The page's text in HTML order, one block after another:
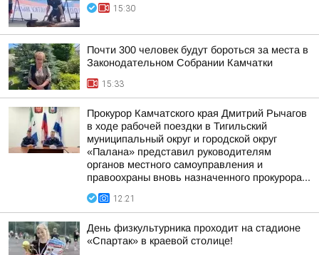
15:30
Почти 300 человек будут бороться за места в
Законодательном Собрании Камчатки
15:33
Прокурор Камчатского края Дмитрий Рычагов
в ходе рабочей поездки в Тигильский
муниципальный округ и городской округ
«Палана» представил руководителям
органов местного самоуправления и
правоохраны вновь назначенного прокурора...
12:21
День физкультурника проходит на стадионе
«Спартак» в краевой столице!